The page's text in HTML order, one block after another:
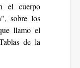
el cuerpo
sobre los
llamo el
de la